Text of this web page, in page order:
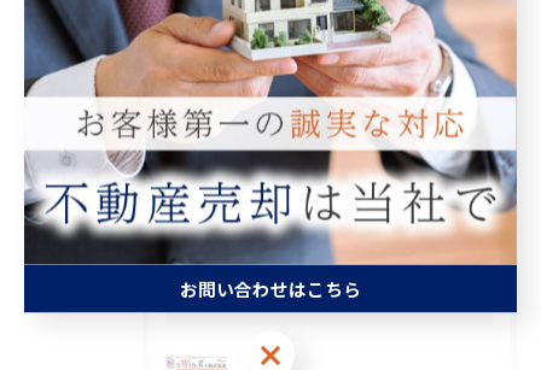
マンション
空き家
相続
査定
買取
最近の投稿 Recent Posts
お問い合わせはこちら
お問い合わせはこちら